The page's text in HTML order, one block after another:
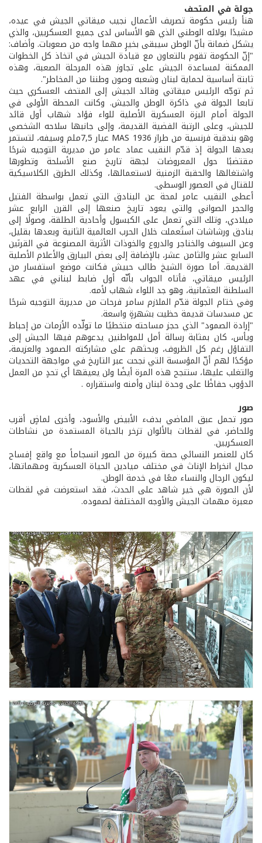
جولة في المتحف
هنأ رئيس حكومة تصريف الأعمال نجيب ميقاتي الجيش في عيده،
مشيدًا بولائه الوطني الذي هو الأساس لدى جميع العسكريين، والذي
يشكل ضمانة بأنّ الوطن سيبقى بخيرٍ مهما واجه من صعوبات. وأضاف:
"إنّ الحكومة تقوم بالتعاون مع قيادة الجيش في اتخاذ كل الخطوات
الممكنة لمساعدة الجيش على تجاوز هذه المرحلة الصعبة، وهذه
ثابتة أساسية لحماية لبنان وشعبه وصون وطننا من المخاطر".
ثم توجّه الرئيس ميقاتي وقائد الجيش إلى المتحف العسكري حيث
تابعا الجولة في ذاكرة الوطن والجيش. وكانت المحطة الأولى في
الجولة أمام البزة العسكرية الأصلية للواء فؤاد شهاب أول قائد
للجيش، وعلى الرتبة الفضية القديمة، وإلى جانبها سلاحه الشخصي
وهو بندقية فرنسية من طراز MAS 1936 عيار 7,5ملم وسيفه، لتستمر
بعدها الجولة إذ قدّم النقيب عماد عامر من مديرية التوجيه شرحًا
مقتضبًا حول المعروضات لجهة تاريخ صنع الأسلحة وتطورها
واشتغالها والحقبة الزمنية لاستعمالها، وكذلك الطرق الكلاسيكية
للقتال في العصور الوسطى.
أعطى النقيب عامر لمحة عن البنادق التي تعمل بواسطة الفتيل
والحجر الصواني والتي يعود تاريخ صنعها إلى القرن الرابع عشر
ميلادي، وتلك التي تعمل على الكبسول وأحادية الطلقة، وصولًا إلى
بنادق ورشاشات استُعملت خلال الحرب العالمية الثانية وبعدها بقليل،
وعن السيوف والخناجر والدروع والخوذات الأثرية المصنوعة في القرنَين
السابع عشر والثامن عشر، بالإضافة إلى بعض البيارق والأعلام الأصلية
القديمة. أما صورة الشيخ طالب حبيش فكانت موضع استفسار من
الرئيس ميقاتي، فأتاه الجواب بأنّه أول ضابط لبناني في عهد
السلطنة العثمانية، وهو جد اللواء شهاب لأمه.
وفي ختام الجولة قدّم الملازم سامر فرحات من مديرية التوجيه شرحًا
عن مسدسات قديمة حظيت بشهرةٍ واسعة.
"إرادة الصمود" الذي حجز مساحته متخطيًا ما تولّده الأزمات من إحباط
ويأس، كان بمثابة رسالة أمل للمواطنين يدعوهم فيها الجيش إلى
التفاؤل رغم كل الظروف، ويحثهم على مشاركته الصمود والعزيمة،
مؤكدًا لهم أنّ المؤسسة التي نجحت عبر التاريخ في مواجهة التحديات
والتغلب عليها، ستنجح هذه المرة أيضًا ولن يعيقها أي تحدٍ من العمل
الدؤوب حفاظًا على وحدة لبنان وأمنه واستقراره .
صور
صور تحمل عبق الماضي بدفء الأبيض والأسود، وأخرى لماضٍ أقرب
وللحاضر، في لقطات بالألوان تزخر بالحياة المستمدة من نشاطات
العسكريين.
كان للعنصر النسائي حصة كبيرة من الصور انسجاماً مع واقع إفساح
مجال انخراط الإناث في مختلف ميادين الحياة العسكرية ومهماتها،
ليكون الرجال والنساء معًا في خدمة الوطن.
لأن الصورة هي خير شاهد على الحدث، فقد استعرضت في لقطات
معبرة مهمات الجيش والأوجه المختلفة لصموده.